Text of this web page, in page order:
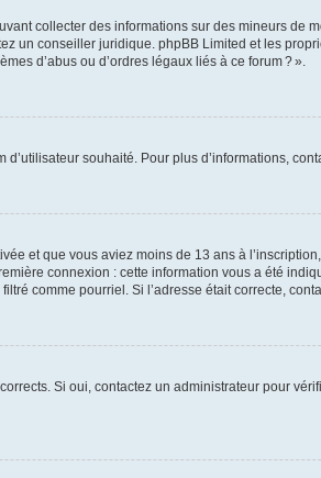
collecter des informations sur des mineurs de
un conseiller juridique. phpBB Limited et les
d’abus ou d’ordres légaux liés à ce forum ? ».
souhaité. Pour plus d’informations,
et que vous aviez moins de 13 ans à
connexion : cette information vous a été
comme pourriel. Si l’adresse était correcte,
Si oui, contactez un administrateur pour